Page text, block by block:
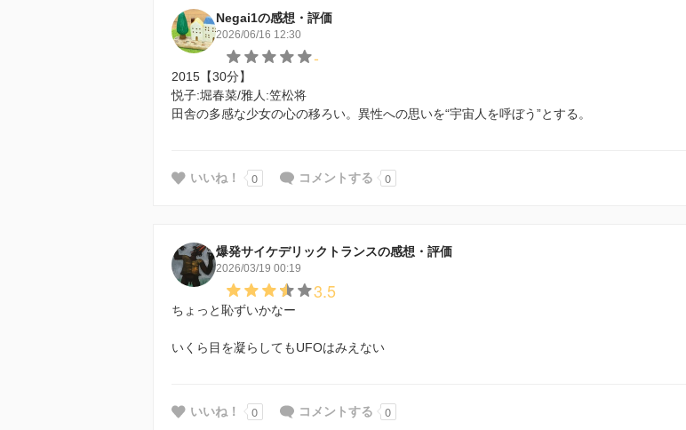
Negai1の感想・評価
2026/06/16 12:30
-
2015【30分】
悦子:堀春菜/雅人:笠松将
田舎の多感な少女の心の移ろい。異性への思いを“宇宙人を呼ぼう”とする。
いいね！ 0 コメントする 0
爆発サイケデリックトランスの感想・評価
2026/03/19 00:19
3.5
ちょっと恥ずいかなー
いくら目を凝らしてもUFOはみえない
いいね！ 0 コメントする 0